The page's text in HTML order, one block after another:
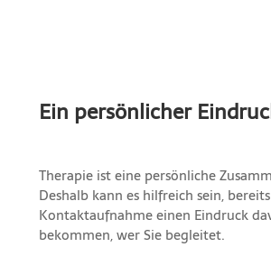
Ein persönlicher
Therapie ist eine persönliche
Deshalb kann es hilfreich sein,
Kontaktaufnahme einen Eindruck
bekommen, wer Sie begleitet.